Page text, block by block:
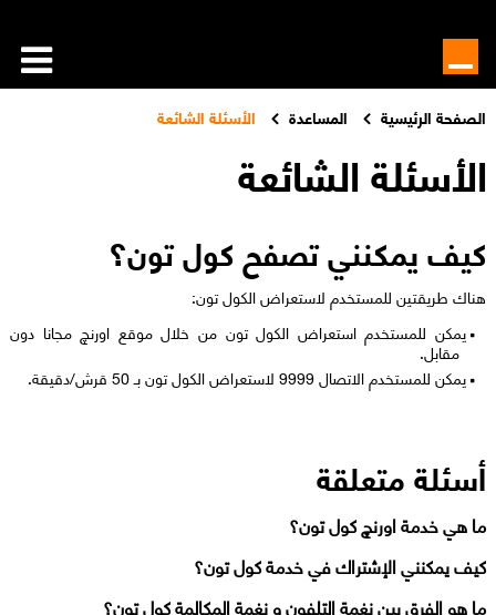
الصفحة الرئيسية المساعدة الأسئلة الشائعة
الأسئلة الشائعة
كيف يمكنني تصفح كول تون؟
هناك طريقتين للمستخدم لاستعراض الكول تون:
يمكن للمستخدم استعراض الكول تون من خلال موقع اورنچ مجانا دون
مقابل.
يمكن للمستخدم الاتصال 9999 لاستعراض الكول تون بـ 50 قرش/دقيقة.
أسئلة متعلقة
ما هي خدمة اورنچ كول تون؟
كيف يمكنني الإشتراك في خدمة كول تون؟
ما هو الفرق بين نغمة التلفون و نغمة المكالمة كول تون؟